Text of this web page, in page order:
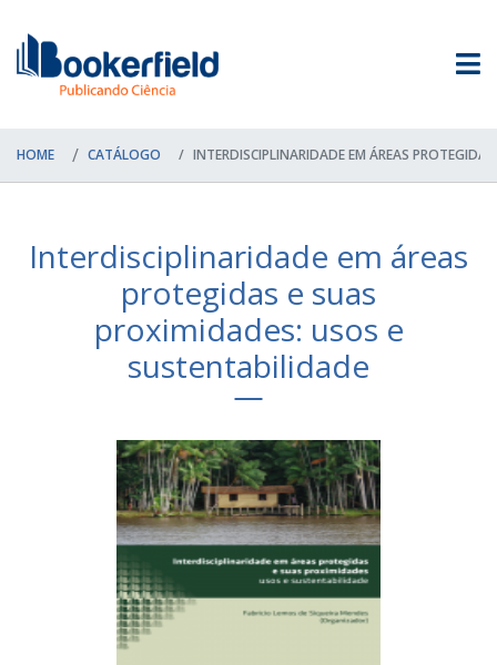
HOME CATÁLOGO INTERDISCIPLINARIDADE EM ÁREAS
Interdisciplinaridade em áreas
protegidas e suas
proximidades: usos e
sustentabilidade